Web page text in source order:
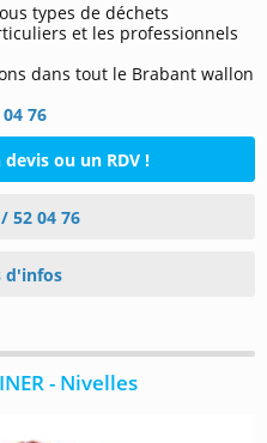
types de déchets
et les professionnels
dans tout le Brabant wallon
76
ou un RDV !
52 04 76
d'infos
- Nivelles